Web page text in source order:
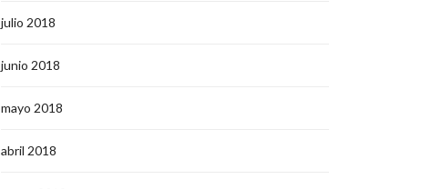
julio 2018
junio 2018
mayo 2018
abril 2018